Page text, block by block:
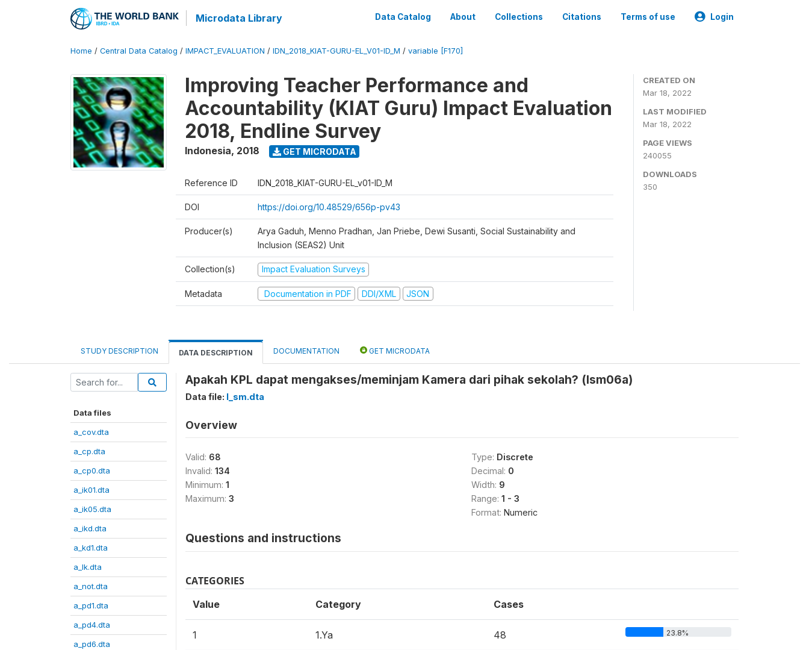
Microdata Library Data Catalog About Collections Citations Terms of use Login
Home / Central Data Catalog / IMPACT_EVALUATION / IDN_2018_KIAT-GURU-EL_V01-ID_M / variable [F170]
Improving Teacher Performance and
Accountability (KIAT Guru) Impact Evaluation
2018, Endline Survey
Indonesia, 2018 GET MICRODATA
Reference ID IDN_2018_KIAT-GURU-EL_v01-ID_M
DOI https://doi.org/10.48529/656p-pv43
Producer(s)
Arya Gaduh, Menno Pradhan, Jan Priebe, Dewi Susanti, Social Sustainability and
Inclusion (SEAS2) Unit
Collection(s) Impact Evaluation Surveys
Metadata Documentation in PDF DDI/XML JSON
CREATED ON
Mar 18, 2022
LAST MODIFIED
Mar 18, 2022
PAGE VIEWS
240055
DOWNLOADS
350
STUDY DESCRIPTION DATA DESCRIPTION DOCUMENTATION GET MICRODATA
Data files
a_cov.dta
a_cp.dta
a_cp0.dta
a_ik01.dta
a_ik05.dta
a_ikd.dta
a_kd1.dta
a_lk.dta
a_not.dta
a_pd1.dta
a_pd4.dta
a_pd6.dta
Apakah KPL dapat mengakses/meminjam Kamera dari pihak sekolah? (lsm06a)
Data file: l_sm.dta
Overview
Valid: 68
Invalid: 134
Minimum: 1
Maximum: 3
Type: Discrete
Decimal: 0
Width: 9
Range: 1 - 3
Format: Numeric
Questions and instructions
CATEGORIES
Value Category Cases
1 1.Ya 48 23.8%